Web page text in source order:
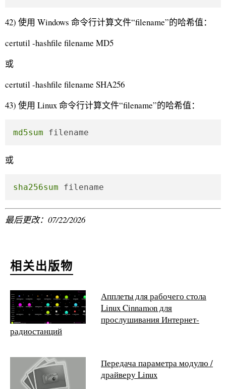
42) 使用 Windows 命令行计算文件“filename”的哈希值：
certutil -hashfile filename MD5
或
certutil -hashfile filename SHA256
43) 使用 Linux 命令行计算文件“filename”的哈希值：
md5sum filename
或
sha256sum filename
最后更改：07/22/2026
相关出版物
Апплеты для рабочего стола
Linux Cinnamon для
прослушивания Интернет-
радиостанций
Передача параметра модулю /
драйверу Linux